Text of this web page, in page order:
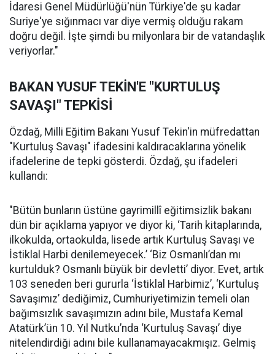
İdaresi Genel Müdürlüğü'nün Türkiye'de şu kadar
Suriye'ye sığınmacı var diye vermiş olduğu rakam
doğru değil. İşte şimdi bu milyonlara bir de vatandaşlık
veriyorlar."
BAKAN YUSUF TEKİN'E "KURTULUŞ
SAVAŞI" TEPKİSİ
Özdağ, Milli Eğitim Bakanı Yusuf Tekin'in müfredattan
"Kurtuluş Savaşı" ifadesini kaldıracaklarına yönelik
ifadelerine de tepki gösterdi. Özdağ, şu ifadeleri
kullandı:
"Bütün bunların üstüne gayrimillî eğitimsizlik bakanı
dün bir açıklama yapıyor ve diyor ki, ‘Tarih kitaplarında,
ilkokulda, ortaokulda, lisede artık Kurtuluş Savaşı ve
İstiklal Harbi denilemeyecek.’ ‘Biz Osmanlı’dan mı
kurtulduk? Osmanlı büyük bir devletti’ diyor. Evet, artık
103 seneden beri gururla ‘İstiklal Harbimiz’, ‘Kurtuluş
Savaşımız’ dediğimiz, Cumhuriyetimizin temeli olan
bağımsızlık savaşımızın adını bile, Mustafa Kemal
Atatürk’ün 10. Yıl Nutku’nda ‘Kurtuluş Savaşı’ diye
nitelendirdiği adını bile kullanamayacakmışız. Gelmiş